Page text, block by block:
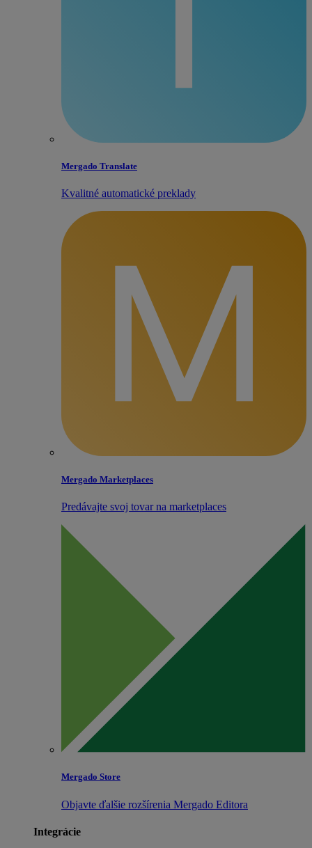
Mergado Translate
Kvalitné automatické preklady
Mergado Marketplaces
Predávajte svoj tovar na marketplaces
Mergado Store
Objavte ďalšie rozšírenia Mergado Editora
Integrácie